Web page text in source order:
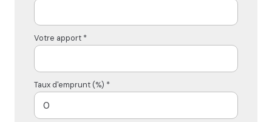
Votre apport *
Taux d'emprunt (%) *